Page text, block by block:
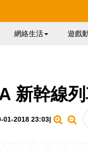
網絡生活 遊戲
新幹線
01-2018 23:03|